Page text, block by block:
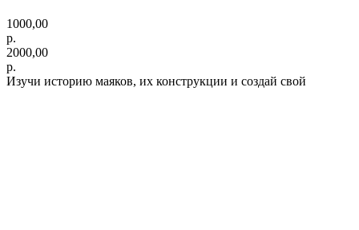
1000,00
р.
2000,00
р.
Изучи историю маяков, их конструкции и создай свой